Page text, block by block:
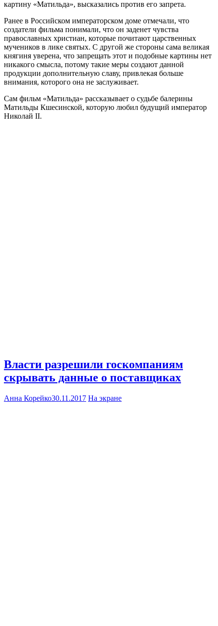
картину «Матильда», высказались против его запрета.
Ранее в Российском императорском доме отмечали, что
создатели фильма понимали, что он заденет чувства
православных христиан, которые почитают царственных
мучеников в лике святых. С другой же стороны сама великая
княгиня уверена, что запрещать этот и подобные картины нет
никакого смысла, потому такие меры создают данной
продукции дополнительную славу, привлекая больше
внимания, которого она не заслуживает.
Сам фильм «Матильда» рассказывает о судьбе балерины
Матильды Кшесинской, которую любил будущий император
Николай II.
Власти разрешили госкомпаниям
скрывать данные о поставщиках
Анна Корейко30.11.2017 На экране